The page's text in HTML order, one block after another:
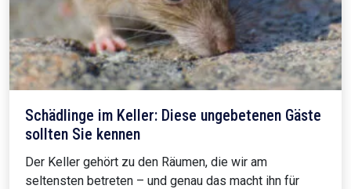
Schädlinge im Keller: Diese ungebetenen Gäste
sollten Sie kennen
Der Keller gehört zu den Räumen, die wir am
seltensten betreten – und genau das macht ihn für